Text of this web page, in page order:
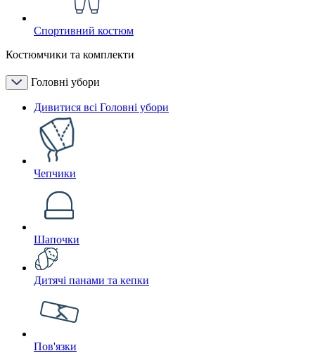
Спортивний костюм
Костюмчики та комплекти
Головні убори
Дивитися всі Головні убори
Чепчики
Шапочки
Дитячі панами та кепки
Пов'язки